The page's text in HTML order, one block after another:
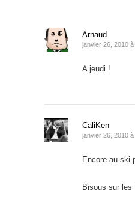
Arnaud
janvier 26, 2010
A jeudi !
CaliKen
janvier 26, 2010
Encore au ski
Bisous sur les